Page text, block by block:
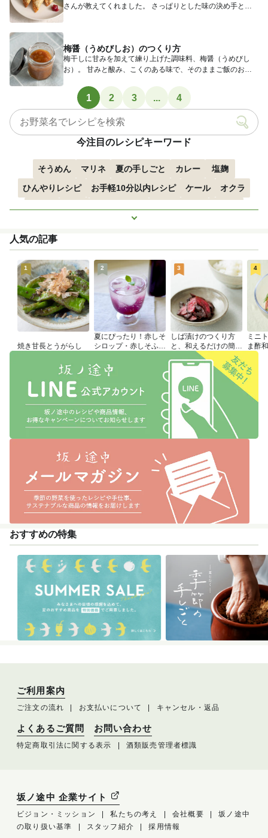
さんが教えてくれました。 さっぱりとした味の決め手とな
梅醤（うめびしお）のつくり方
梅干しに甘みを加えて練り上げた調味料、梅醤（うめびし
お）。 甘みと酸み、こくのある味で、そのままご飯のおと
1 2 3 ... 4
今注目のレシピキーワード
そうめん マリネ 夏の手しごと カレー
塩麹
ひんやりレシピ
お手軽10分以内レシピ ケール
オクラ
もっと見る
人気の記事
1
焼き甘長とうがらし
2
夏にぴったり！赤しそ
シロップ・赤しそふり
3
しば漬けのつくり方
と、和えるだけの簡単
アレンジレシピ
4
ミニ
ま酢
おすすめの特集
ご利用案内
ご注文の流れ お支払いについて キャンセル・返品
よくあるご質問 お問い合わせ
特定商取引法に関する表示 酒類販売管理者標識
坂ノ途中 企業サイト
ビジョン・ミッション 私たちの考え 会社概要
坂ノ途中
の取り扱い基準
スタッフ紹介 採用情報